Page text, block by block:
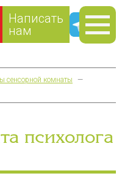
Написать
нам
сенсорной комнаты
—
психолога